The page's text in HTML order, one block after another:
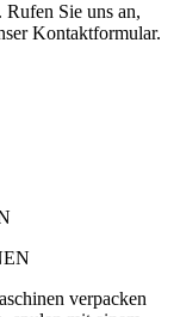
Sie uns an,
Kontaktformular.
verpacken